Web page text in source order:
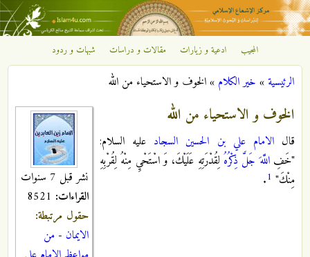
تجاوز إلى المحتوى الرئيسي
مركز
الإشعاع
الإسلامي
المجيب ادعية و زيارات مقالات و دراسات شبهات و ردود
أنت هنا
الرئيسية» خير الكلام »الخوف و الاستحياء من الله
نشر قبل 7 سنوات
القراءات:
حقول مرتبطة:
الايمان - من
الخوف و الاستحياء من الله
قالالامام علي بن الحسين السجاد عليه السلام:
"خَفِاللَّهَ جَلَّ ذِكْرُهُ لِقُدْرَتِهِ عَلَيْكَ، وَ اسْتَحْيِ مِنْهُ لِقُرْبِهِ
مِنْكَ‏" 1
.